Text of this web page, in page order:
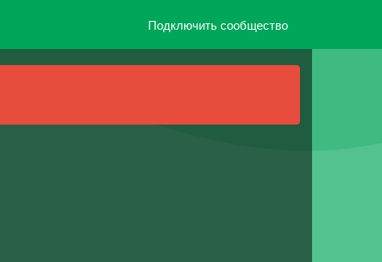
Подключить сообщество